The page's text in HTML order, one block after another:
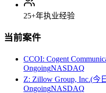
25+年执业经验
当前案件
CCOI: Cogent
OngoingNASDAQ
Z: Zillow Group, Inc.(今
OngoingNASDAQ